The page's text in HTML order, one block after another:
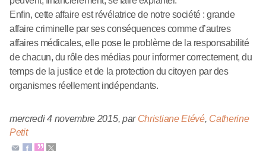
Enfin, cette affaire est révélatrice de notre société : grande
affaire criminelle par ses conséquences comme d’autres
affaires médicales, elle pose le problème de la responsabilité
de chacun, du rôle des médias pour informer correctement, du
temps de la justice et de la protection du citoyen par des
organismes réellement indépendants.
mercredi 4 novembre 2015, par Christiane Etévé, Catherine
Petit